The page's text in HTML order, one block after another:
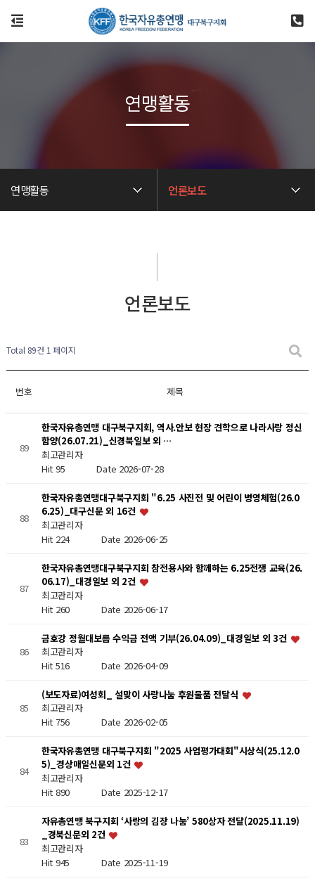
연맹활동 언론보도
연맹활동
언론보도
Total 89건 1 페이지
번호 제목
89
한국자유총연맹 대구북구지회, 역사.안보 현장 견학으로 나라사랑 정신
함양(26.07.21)_신경북일보 외 …
최고관리자
Hit 95Date 2026-07-28
88
한국자유총연맹대구북구지회 "6.25 사진전 및 어린이 병영체험(26.0
6.25)_대구신문 외 16건
최고관리자
Hit 224Date 2026-06-25
87
한국자유총연맹대구북구지회 참전용사와 함께하는 6.25전쟁 교육(26.
06.17)_대경일보 외 2건
최고관리자
Hit 260Date 2026-06-17
86
금호강 정월대보름 수익금 전액 기부(26.04.09)_대경일보 외 3건
최고관리자
Hit 516Date 2026-04-09
85
(보도자료)여성회_ 설맞이 사랑나눔 후원물품 전달식
최고관리자
Hit 756Date 2026-02-05
84
한국자유총연맹 대구북구지회 "2025 사업평가대회"시상식(25.12.0
5)_경상매일신문외 1건
최고관리자
Hit 890Date 2025-12-17
83
자유총연맹 북구지회 ‘사랑의 김장 나눔’ 580상자 전달(2025.11.19)
_경북신문외 2건
최고관리자
Hit 945Date 2025-11-19